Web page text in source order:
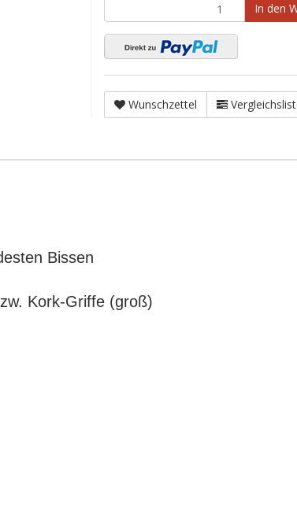
In den
Wunschzettel
Bissen
Kork-Griffe (groß)